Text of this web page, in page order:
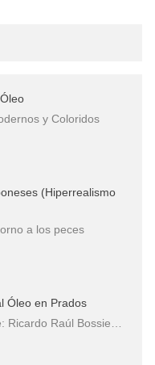
y Coloridos
(Hiperrealismo
a los peces
Óleo en Prados
Ricardo Raúl Bossie…